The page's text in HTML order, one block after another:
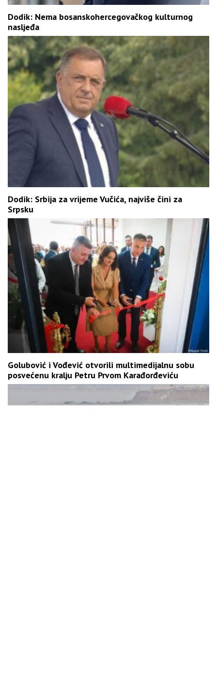
Dodik: Nema bosanskohercegovačkog kulturnog
nasljeđa
Dodik: Srbija za vrijeme Vučića, najviše čini za
Srpsku
Golubović i Vođević otvorili multimedijalnu sobu
posvećenu kralju Petru Prvom Karađorđeviću